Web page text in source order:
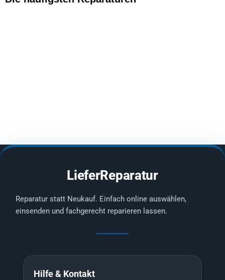
LieferReparatur
Reparatur statt Neukauf. Einfach online auswählen,
einsenden und fachgerecht reparieren lassen.
Hilfe & Kontakt